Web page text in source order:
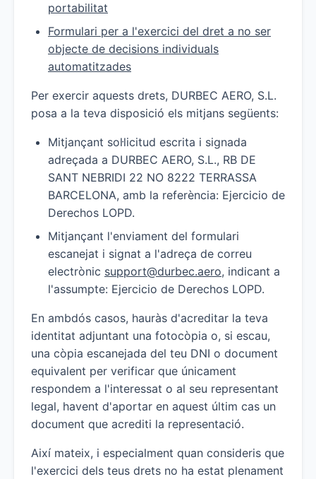
portabilitat
Formulari per a l'exercici del dret a no ser
objecte de decisions individuals
automatitzades
Per exercir aquests drets, DURBEC AERO, S.L.
posa a la teva disposició els mitjans següents:
Mitjançant sol·licitud escrita i signada
adreçada a DURBEC AERO, S.L., RB DE
SANT NEBRIDI 22 NO 8222 TERRASSA
BARCELONA, amb la referència: Ejercicio de
Derechos LOPD.
Mitjançant l'enviament del formulari
escanejat i signat a l'adreça de correu
electrònic support@durbec.aero, indicant a
l'assumpte: Ejercicio de Derechos LOPD.
En ambdós casos, hauràs d'acreditar la teva
identitat adjuntant una fotocòpia o, si escau,
una còpia escanejada del teu DNI o document
equivalent per verificar que únicament
respondem a l'interessat o al seu representant
legal, havent d'aportar en aquest últim cas un
document que acrediti la representació.
Així mateix, i especialment quan consideris que
l'exercici dels teus drets no ha estat plenament